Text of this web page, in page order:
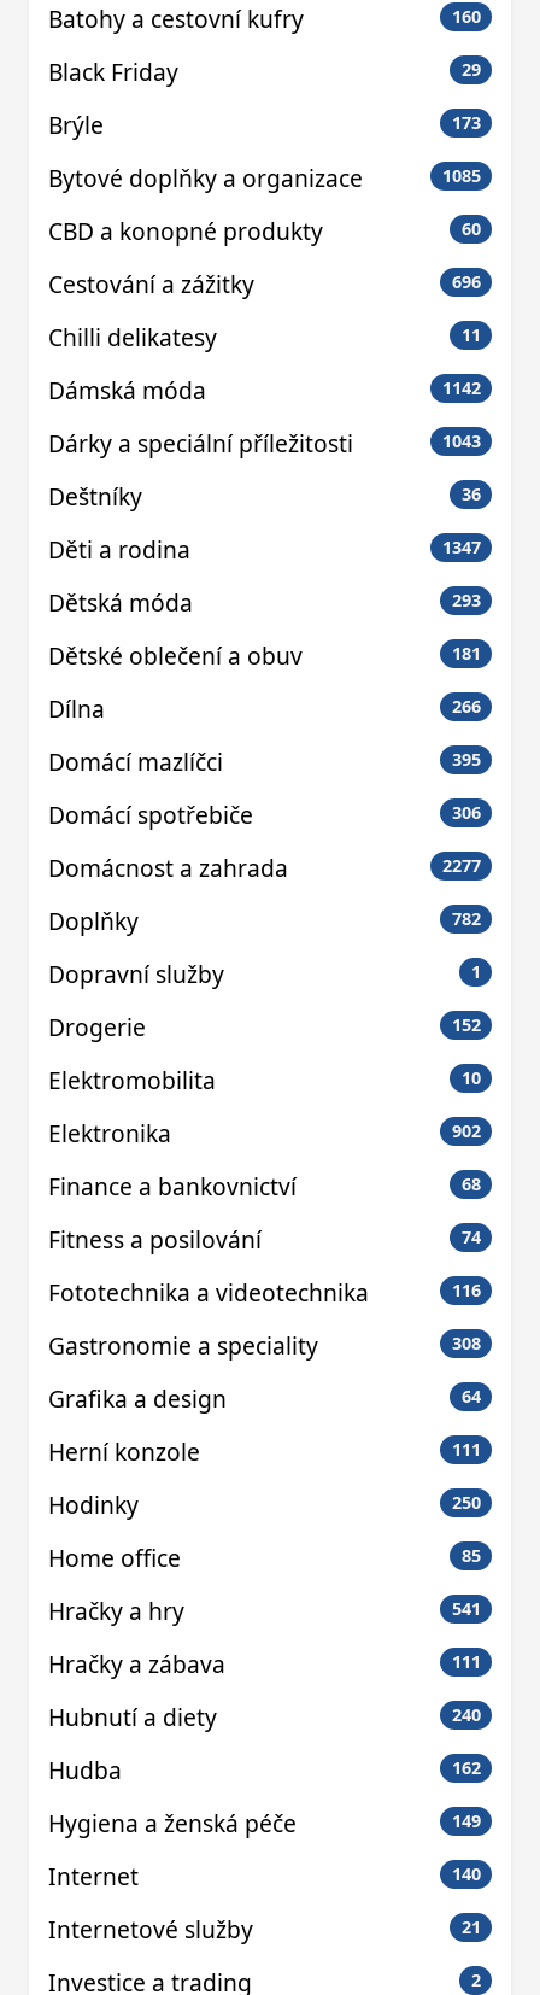
Batohy a cestovní kufry 160
Black Friday 29
Brýle 173
Bytové doplňky a organizace 1085
CBD a konopné produkty 60
Cestování a zážitky 696
Chilli delikatesy 11
Dámská móda 1142
Dárky a speciální příležitosti 1043
Deštníky 36
Děti a rodina 1347
Dětská móda 293
Dětské oblečení a obuv 181
Dílna 266
Domácí mazlíčci 395
Domácí spotřebiče 306
Domácnost a zahrada 2277
Doplňky 782
Dopravní služby 1
Drogerie 152
Elektromobilita 10
Elektronika 902
Finance a bankovnictví 68
Fitness a posilování 74
Fototechnika a videotechnika 116
Gastronomie a speciality 308
Grafika a design 64
Herní konzole 111
Hodinky 250
Home office 85
Hračky a hry 541
Hračky a zábava 111
Hubnutí a diety 240
Hudba 162
Hygiena a ženská péče 149
Internet 140
Internetové služby 21
Investice a trading 2